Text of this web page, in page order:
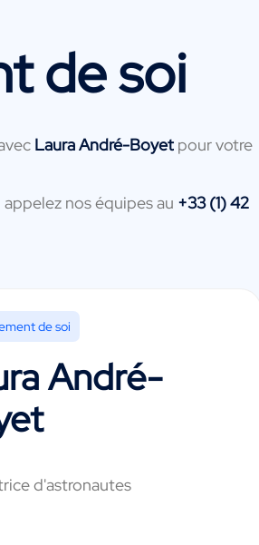
de soi
Laura André-Boyet pour votre
nos équipes au +33 (1) 42
de soi
André-
d'astronautes